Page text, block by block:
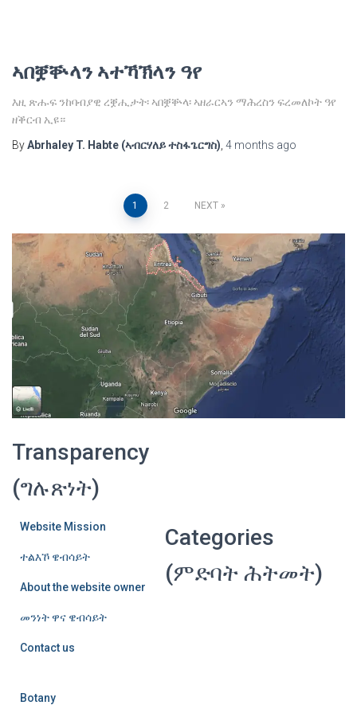
ኣበቛቝላን ኣተኻኽላን ዓየ
እዚ ጽሑፍ ንከባብያዊ ረቛሒታት፡ ኣበቛቝላ፡ ኣዘራርኣን ማሕረስን ፍረመለኮት ዓየ
ዘቕርብ ኢዩ።
ByAbrhaley T. Habte (ኣብርሃለይ ተስፋጌርግስ) 4 months ago
pagination
1 2 NEXT
Transparency
(ግሉጽነት)
Website Mission
ተልእኾ ዌብሳይት
About the website owner
መንነት ዋና ዌብሳይት
Contact us
Categories
(ምድባት ሕትመት)
Botany